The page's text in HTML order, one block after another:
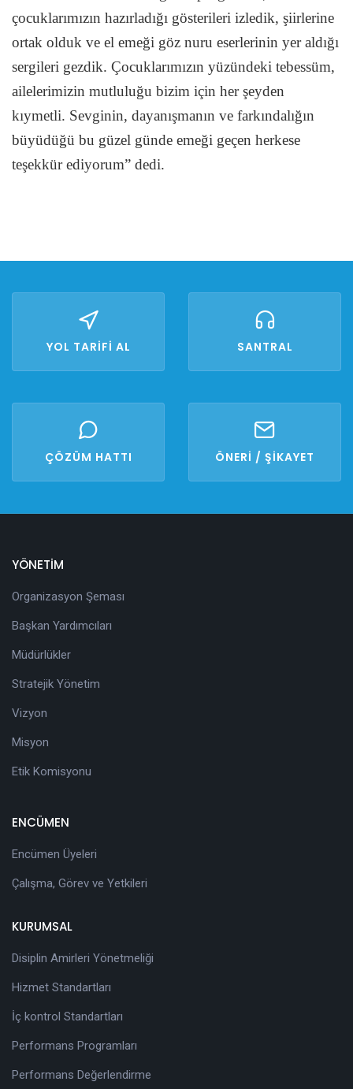
çocuklarımızın hazırladığı gösterileri izledik, şiirlerine
ortak olduk ve el emeği göz nuru eserlerinin yer aldığı
sergileri gezdik. Çocuklarımızın yüzündeki tebessüm,
ailelerimizin mutluluğu bizim için her şeyden
kıymetli. Sevginin, dayanışmanın ve farkındalığın
büyüdüğü bu güzel günde emeği geçen herkese
teşekkür ediyorum” dedi.
YOL TARİFİ AL SANTRAL
ÇÖZÜM HATTI ÖNERİ / ŞİKAYET
YÖNETİM
Organizasyon Şeması
Başkan Yardımcıları
Müdürlükler
Stratejik Yönetim
Vizyon
Misyon
Etik Komisyonu
ENCÜMEN
Encümen Üyeleri
Çalışma, Görev ve Yetkileri
KURUMSAL
Disiplin Amirleri Yönetmeliği
Hizmet Standartları
İç kontrol Standartları
Performans Programları
Performans Değerlendirme